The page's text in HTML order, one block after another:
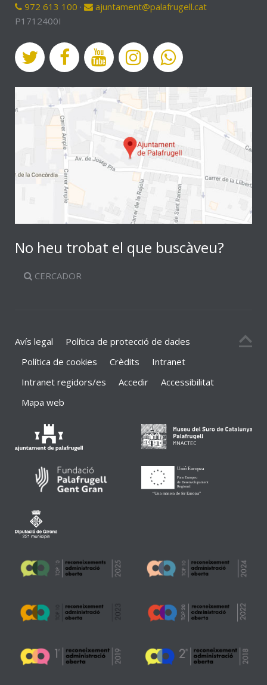
972 613 100 ·
ajuntament@palafrugell.cat
P1712400I
No heu trobat el que buscàveu?
CERCADOR
Avís legal
Política de protecció de dades
Política de cookies
Crèdits
Intranet
Intranet regidors/es
Accedir
Accessibilitat
Mapa web